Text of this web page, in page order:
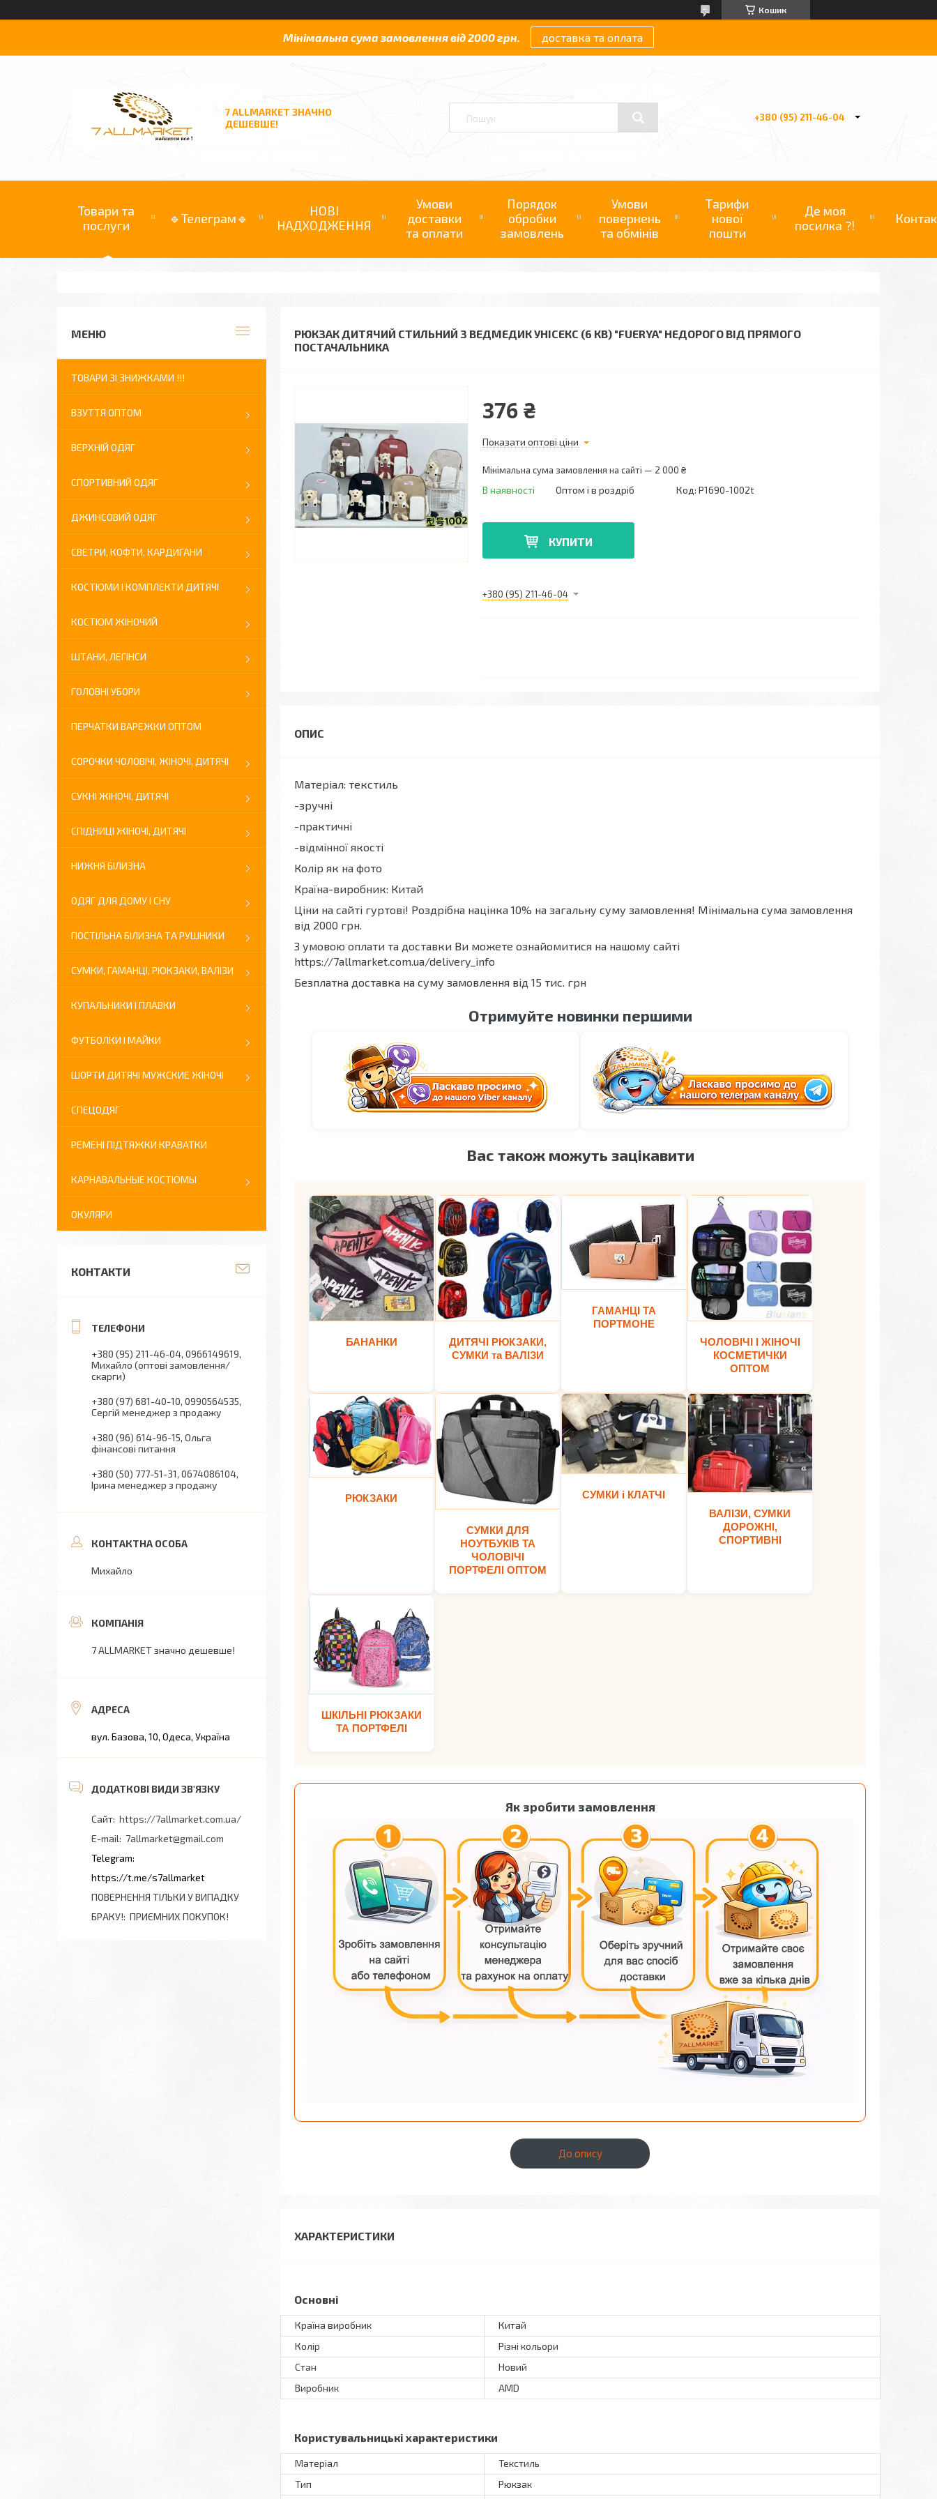
Кошик
Мінімальна сума замовлення від 2000 грн. доставка та оплата
7 ALLMARKET ЗНАЧНО
ДЕШЕВШЕ!
+380 (95) 211-46-04
Товари та
послуги
🔹Телеграм🔹
НОВІ
НАДХОДЖЕННЯ
Умови
доставки
та оплати
Порядок
обробки
замовлень
Умови
повернень
та обмінів
Тарифи
нової
пошти
Де моя
посилка ?!
РЮКЗАК ДИТЯЧИЙ СТИЛЬНИЙ З ВЕДМЕДИК УНІСЕКС (6 КВ) "FUERYA" НЕДОРОГО ВІД ПРЯМОГО
ПОСТАЧАЛЬНИКА
376 ₴
Показати оптові ціни
Мінімальна сума замовлення на сайті — 2 000 ₴
В наявності Оптом і в роздріб Код: P1690-1002t
КУПИТИ
+380 (95) 211-46-04
Матеріал: текстиль
-зручні
-практичні
-відмінної якості
Колір як на фото
Країна-виробник: Китай
Ціни на сайті гуртові! Роздрібна націнка 10% на загальну суму замовлення! Мінімальна сума замовлення
від 2000 грн.
З умовою оплати та доставки Ви можете ознайомитися на нашому сайті
https://7allmarket.com.ua/delivery_info
Безплатна доставка на суму замовлення від 15 тис. грн
Отримуйте новинки першими
Вас також можуть зацікавити
БАНАНКИ
ДИТЯЧІ РЮКЗАКИ,
СУМКИ та ВАЛІЗИ
ГАМАНЦІ ТА
ПОРТМОНЕ
ЧОЛОВІЧІ І ЖІНОЧІ
КОСМЕТИЧКИ
ОПТОМ
РЮКЗАКИ
СУМКИ ДЛЯ
НОУТБУКІВ ТА
ЧОЛОВІЧІ
ПОРТФЕЛІ ОПТОМ
СУМКИ і КЛАТЧІ
ВАЛІЗИ, СУМКИ
ДОРОЖНІ,
СПОРТИВНІ
ШКІЛЬНІ РЮКЗАКИ
ТА ПОРТФЕЛІ
Як зробити замовлення
До опису
ХАРАКТЕРИСТИКИ
Основні
Країна виробник
Китай
Колір
Різні кольори
Стан
Новий
Виробник
AMD
Користувальницькі характеристики
Матеріал
Текстиль
Тип
Рюкзак
ТОВАРИ ЗІ ЗНИЖКАМИ !!!
ВЗУТТЯ ОПТОМ
ВЕРХНІЙ ОДЯГ
СПОРТИВНИЙ ОДЯГ
ДЖИНСОВИЙ ОДЯГ
СВЕТРИ, КОФТИ, КАРДИГАНИ
КОСТЮМИ І КОМПЛЕКТИ ДИТЯЧІ
КОСТЮМ ЖІНОЧИЙ
ШТАНИ, ЛЕГІНСИ
ГОЛОВНІ УБОРИ
ПЕРЧАТКИ ВАРЕЖКИ ОПТОМ
СОРОЧКИ ЧОЛОВІЧІ, ЖІНОЧІ, ДИТЯЧІ
СУКНІ ЖІНОЧІ, ДИТЯЧІ
СПІДНИЦІ ЖІНОЧІ, ДИТЯЧІ
НИЖНЯ БІЛИЗНА
ОДЯГ ДЛЯ ДОМУ І СНУ
ПОСТІЛЬНА БІЛИЗНА ТА РУШНИКИ
СУМКИ, ГАМАНЦІ, РЮКЗАКИ, ВАЛІЗИ
КУПАЛЬНИКИ І ПЛАВКИ
ФУТБОЛКИ І МАЙКИ
ШОРТИ ДИТЯЧІ МУЖСКИЕ ЖІНОЧІ
СПЕЦОДЯГ
РЕМЕНІ ПІДТЯЖКИ КРАВАТКИ
КАРНАВАЛЬНЫЕ КОСТЮМЫ
ОКУЛЯРИ
КОНТАКТИ
+380 (95) 211-46-04 0966149619
Михайло (оптові замовлення/
скарги)
+380 (97) 681-40-10 0990564535
Сергій менеджер з продажу
+380 (96) 614-96-15 Ольга
фінансові питання
+380 (50) 777-51-31 0674086104
Ірина менеджер з продажу
Михайло
7 ALLMARKET значно дешевше!
вул. Базова, 10, Одеса, Україна
https://7allmarket.com.ua/
7allmarket@gmail.com
https://t.me/s7allmarket
ПОВЕРНЕННЯ ТІЛЬКИ У ВИПАДКУ
БРАКУ! ПРИЄМНИХ ПОКУПОК!